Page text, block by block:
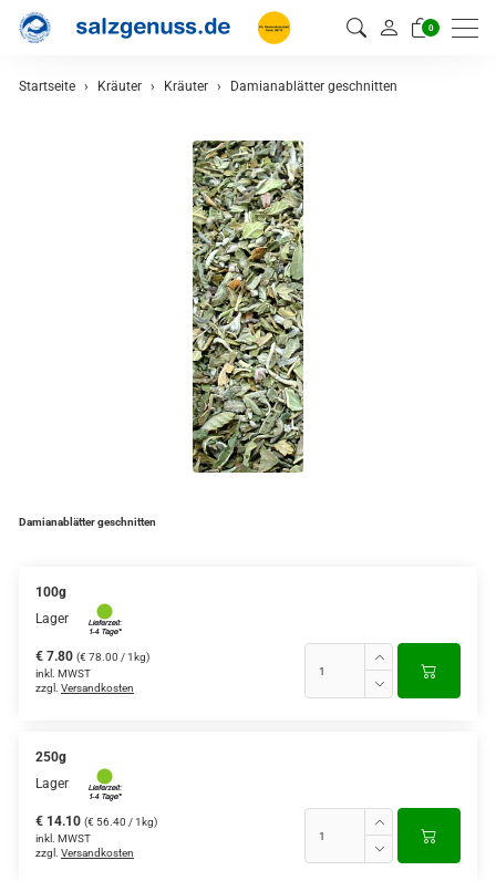
0
zurück
Startseite Kräuter Kräuter Damianablätter geschnitten
Damianablätter geschnitten
100g
Lager
€ 7.80 (€ 78.00 / 1kg)
inkl. MWST
zzgl. Versandkosten
250g
Lager
€ 14.10 (€ 56.40 / 1kg)
inkl. MWST
zzgl. Versandkosten